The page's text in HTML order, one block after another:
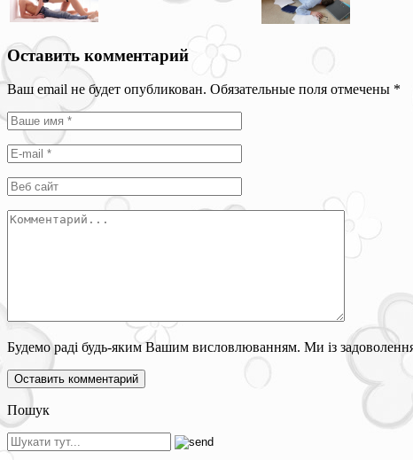
Оставить комментарий
Ваш email не будет опубликован. Обязательные поля отмечены *
Будемо раді будь-яким Вашим висловлюванням. Ми із
Пошук